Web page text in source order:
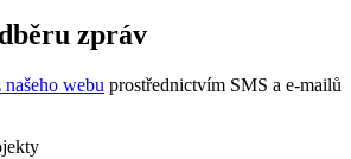
zpráv
webu prostřednictvím SMS a e-mailů